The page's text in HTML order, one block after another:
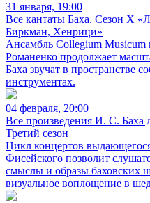
31 января, 19:00
Все кантаты Баха. Сезон X
Биркман, Хенрици»
Ансамбль Collegium Musicum
Романенко продолжает
Баха звучат в пространстве
инструментах.
04 февраля, 20:00
Все произведения И. С. Баха
Третий сезон
Цикл концертов
Фисейского позволит
смыслы и образы баховских
визуальное воплощение в